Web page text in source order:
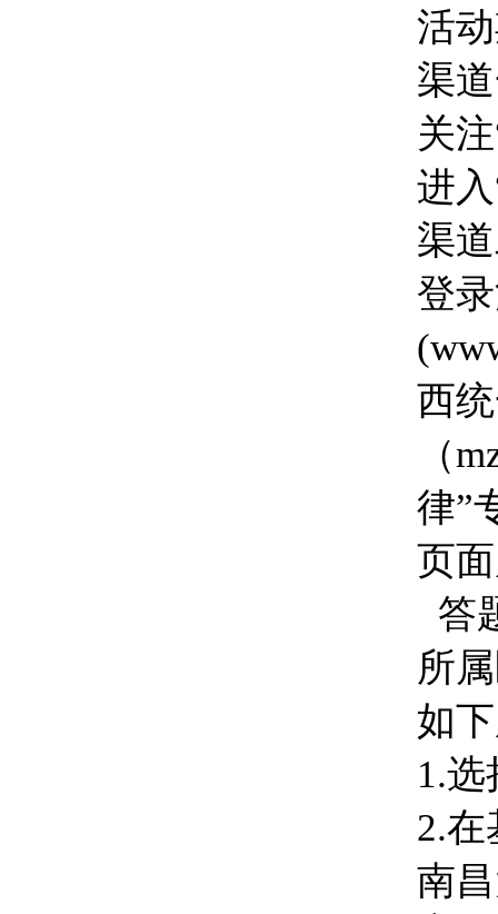
活
渠
关
进
渠
登
西
（
律”
页
答
所
如
1.
2.在
南